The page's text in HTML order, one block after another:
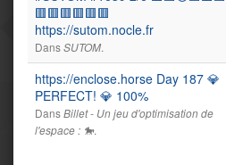
🟥🟥🟥🟥🟥🟥
https://sutom.nocle.fr
DansSUTOM.
https://enclose.horse Day 187 💎
PERFECT! 💎 100%
DansBillet - Un jeu d'optimisation de
l'espace : 🐎.